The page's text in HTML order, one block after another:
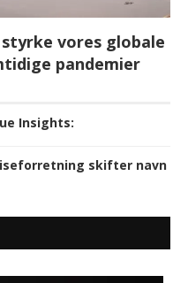
vores globale
pandemier
Insights:
skifter navn